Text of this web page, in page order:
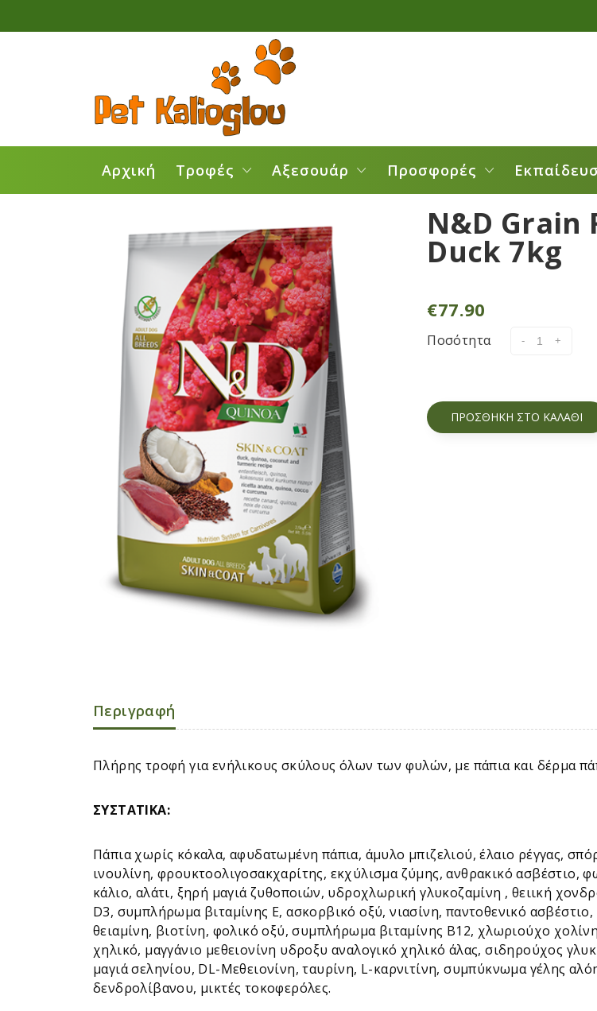
Αρχική Τροφές Αξεσουάρ Προσφορές
N&D Grain
Duck 7kg
€77.90
Ποσότητα
ΠΡΟΣΘΉΚΗ ΣΤΟ ΚΑΛΆΘΙ
Περιγραφή
Πλήρης τροφή για ενήλικους σκύλους όλων των φυλών, με πάπια και δέρμα
ΣΥΣΤΑΤΙΚA:
Πάπια χωρίς κόκαλα, αφυδατωμένη πάπια, άμυλο μπιζελιού, έλαιο ρέγγας,
ινουλίνη, φρουκτοολιγοσακχαρίτης, εκχύλισμα ζύμης, ανθρακικό
κάλιο, αλάτι, ξηρή μαγιά ζυθοποιών, υδροχλωρική γλυκοζαμίνη , θειική
D3, συμπλήρωμα βιταμίνης Ε, ασκορβικό οξύ, νιασίνη, παντοθενικό
θειαμίνη, βιοτίνη, φολικό οξύ, συμπλήρωμα βιταμίνης Β12, χλωριούχο
χηλικό, μαγγάνιο μεθειονίνη υδροξυ αναλογικό χηλικό άλας, σιδηρούχος
μαγιά σεληνίου, DL-Μεθειονίνη, ταυρίνη, L-καρνιτίνη, συμπύκνωμα γέλης
δενδρολίβανου, μικτές τοκοφερόλες.